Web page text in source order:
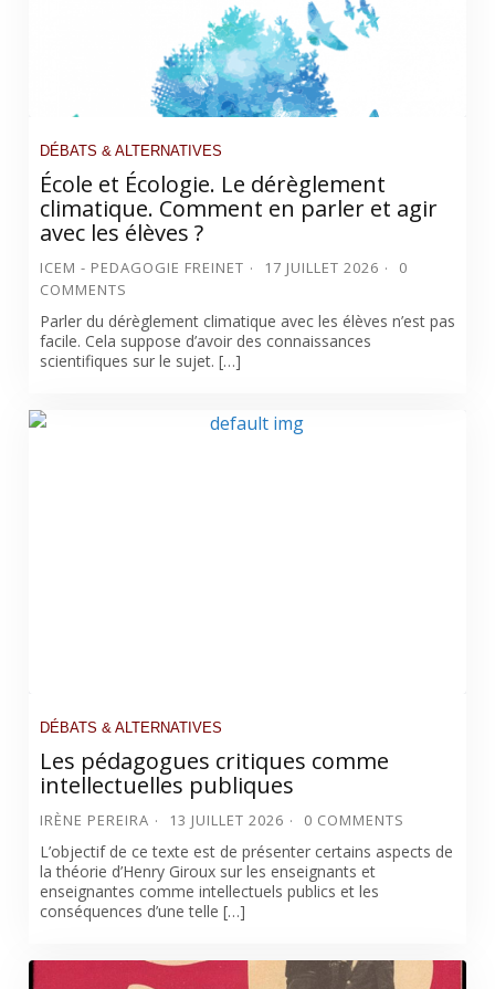
DÉBATS & ALTERNATIVES
École et Écologie. Le dérèglement
climatique. Comment en parler et agir
avec les élèves ?
ICEM - PEDAGOGIE FREINET 17 JUILLET 2026
0
COMMENTS
Parler du dérèglement climatique avec les élèves n’est pas
facile. Cela suppose d’avoir des connaissances
scientifiques sur le sujet. […]
DÉBATS & ALTERNATIVES
Les pédagogues critiques comme
intellectuelles publiques
IRÈNE PEREIRA 13 JUILLET 2026 0 COMMENTS
L’objectif de ce texte est de présenter certains aspects de
la théorie d’Henry Giroux sur les enseignants et
enseignantes comme intellectuels publics et les
conséquences d’une telle […]